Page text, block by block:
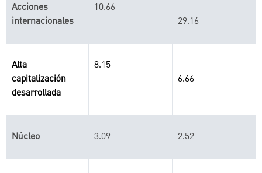
Acciones
internacionales
10.66
29.16
Alta
capitalización
desarrollada
8.15
6.66
Núcleo 3.09 2.52